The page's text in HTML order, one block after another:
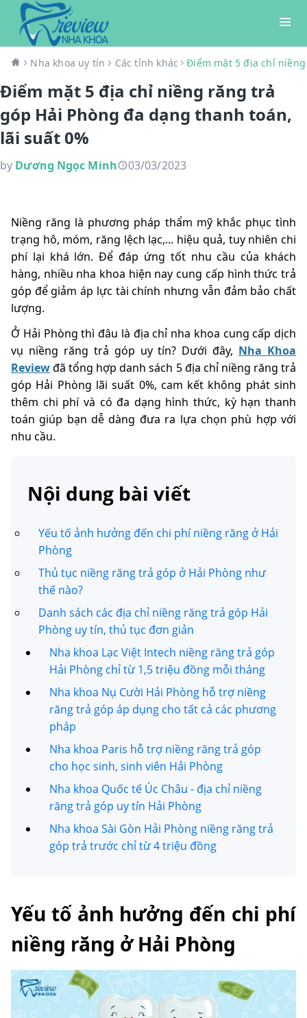
Nha khoa uy tín Các tỉnh khác Điểm mặt 5 địa chỉ
Điểm mặt 5 địa chỉ niềng răng trả
góp Hải Phòng đa dạng thanh toán,
lãi suất 0%
by Dương Ngọc Minh 03/03/2023
Niềng răng là phương pháp thẩm mỹ khắc phục tình
trạng hô, móm, răng lệch lạc,... hiệu quả, tuy nhiên chi
phí lại khá lớn. Để đáp ứng tốt nhu cầu của khách
hàng, nhiều nha khoa hiện nay cung cấp hình thức trả
góp để giảm áp lực tài chính nhưng vẫn đảm bảo chất
lượng.
Ở Hải Phòng thì đâu là địa chỉ nha khoa cung cấp dịch
vụ niềng răng trả góp uy tín? Dưới đây, Nha Khoa
Reviewđã tổng hợp danh sách 5 địa chỉ niềng răng trả
góp Hải Phòng lãi suất 0%, cam kết không phát sinh
thêm chi phí và có đa dạng hình thức, kỳ hạn thanh
toán giúp bạn dễ dàng đưa ra lựa chọn phù hợp với
nhu cầu.
Nội dung bài viết
Yếu tố ảnh hưởng đến chi phí niềng răng ở Hải
Phòng
Thủ tục niềng răng trả góp ở Hải Phòng như
thế nào?
Danh sách các địa chỉ niềng răng trả góp Hải
Phòng uy tín, thủ tục đơn giản
Nha khoa Lạc Việt Intech niềng răng trả góp
Hải Phòng chỉ từ 1,5 triệu đồng mỗi tháng
Nha khoa Nụ Cười Hải Phòng hỗ trợ niềng
răng trả góp áp dụng cho tất cả các phương
pháp
Nha khoa Paris hỗ trợ niềng răng trả góp
cho học sinh, sinh viên Hải Phòng
Nha khoa Quốc tế Úc Châu - địa chỉ niềng
răng trả góp uy tín Hải Phòng
Nha khoa Sài Gòn Hải Phòng niềng răng trả
góp trả trước chỉ từ 4 triệu đồng
Yếu tố ảnh hưởng đến chi phí
niềng răng ở Hải Phòng